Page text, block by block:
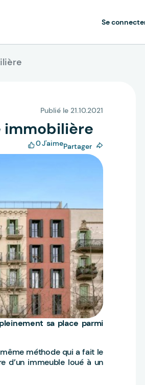
Se
Publié le 21.10.2021
immobilière
0J'aimePartager
sa place parmi
méthode qui a fait le
d’un immeuble loué à un